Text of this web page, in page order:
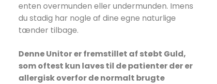
enten overmunden eller undermunden. Imens
du stadig har nogle af dine egne naturlige
tænder tilbage.
Denne Unitor er fremstillet af støbt Guld,
som oftest kun laves til de patienter der er
allergisk overfor de normalt brugte